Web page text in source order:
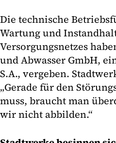
Die technische
Wartung und
Versorgungsnetzes
und Abwasser GmbH,
S.A., vergeben.
„Gerade für den
muss, braucht man
wir nicht abbilden.“